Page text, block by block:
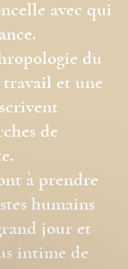
avec qui
du
travail et une
de
à prendre
humains
jour et
intime de